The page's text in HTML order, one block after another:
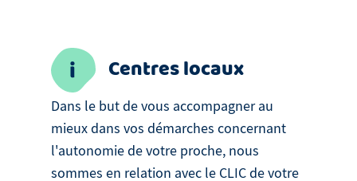
Centres locaux
Dans le but de vous accompagner au
mieux dans vos démarches concernant
l'autonomie de votre proche, nous
sommes en relation avec le CLIC de votre